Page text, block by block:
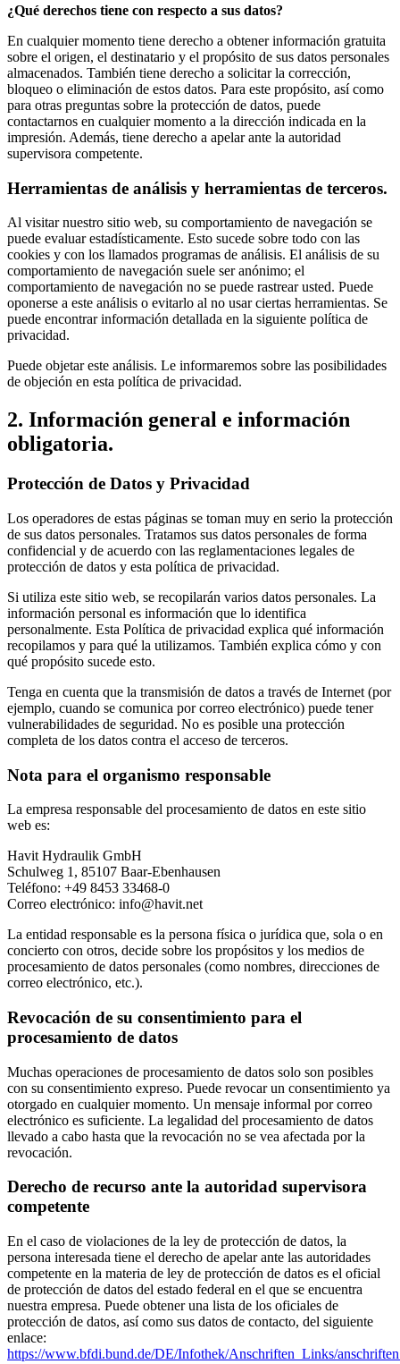
¿Qué derechos tiene con respecto a sus datos?
En cualquier momento tiene derecho a obtener información gratuita
sobre el origen, el destinatario y el propósito de sus datos personales
almacenados. También tiene derecho a solicitar la corrección,
bloqueo o eliminación de estos datos. Para este propósito, así como
para otras preguntas sobre la protección de datos, puede
contactarnos en cualquier momento a la dirección indicada en la
impresión. Además, tiene derecho a apelar ante la autoridad
supervisora competente.
Herramientas de análisis y herramientas de terceros.
Al visitar nuestro sitio web, su comportamiento de navegación se
puede evaluar estadísticamente. Esto sucede sobre todo con las
cookies y con los llamados programas de análisis. El análisis de su
comportamiento de navegación suele ser anónimo; el
comportamiento de navegación no se puede rastrear usted. Puede
oponerse a este análisis o evitarlo al no usar ciertas herramientas. Se
puede encontrar información detallada en la siguiente política de
privacidad.
Puede objetar este análisis. Le informaremos sobre las posibilidades
de objeción en esta política de privacidad.
2. Información general e información
obligatoria.
Protección de Datos y Privacidad
Los operadores de estas páginas se toman muy en serio la protección
de sus datos personales. Tratamos sus datos personales de forma
confidencial y de acuerdo con las reglamentaciones legales de
protección de datos y esta política de privacidad.
Si utiliza este sitio web, se recopilarán varios datos personales. La
información personal es información que lo identifica
personalmente. Esta Política de privacidad explica qué información
recopilamos y para qué la utilizamos. También explica cómo y con
qué propósito sucede esto.
Tenga en cuenta que la transmisión de datos a través de Internet (por
ejemplo, cuando se comunica por correo electrónico) puede tener
vulnerabilidades de seguridad. No es posible una protección
completa de los datos contra el acceso de terceros.
Nota para el organismo responsable
La empresa responsable del procesamiento de datos en este sitio
web es:
Havit Hydraulik GmbH
Schulweg 1, 85107 Baar-Ebenhausen
Teléfono: +49 8453 33468-0
Correo electrónico: info@havit.net
La entidad responsable es la persona física o jurídica que, sola o en
concierto con otros, decide sobre los propósitos y los medios de
procesamiento de datos personales (como nombres, direcciones de
correo electrónico, etc.).
Revocación de su consentimiento para el
procesamiento de datos
Muchas operaciones de procesamiento de datos solo son posibles
con su consentimiento expreso. Puede revocar un consentimiento ya
otorgado en cualquier momento. Un mensaje informal por correo
electrónico es suficiente. La legalidad del procesamiento de datos
llevado a cabo hasta que la revocación no se vea afectada por la
revocación.
Derecho de recurso ante la autoridad supervisora
competente
En el caso de violaciones de la ley de protección de datos, la
persona interesada tiene el derecho de apelar ante las autoridades
competente en la materia de ley de protección de datos es el oficial
de protección de datos del estado federal en el que se encuentra
nuestra empresa. Puede obtener una lista de los oficiales de
protección de datos, así como sus datos de contacto, del siguiente
enlace:
https://www.bfdi.bund.de/DE/Infothek/Anschriften_Links/